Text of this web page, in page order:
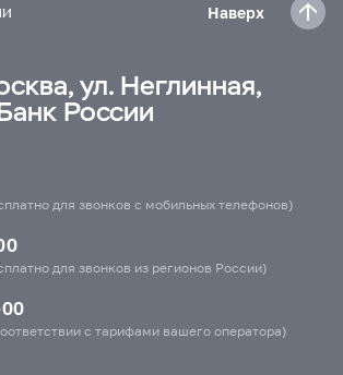
Наверх
ул. Неглинная,
России
для звонков с мобильных телефонов)
для звонков из регионов России)
с тарифами вашего оператора)